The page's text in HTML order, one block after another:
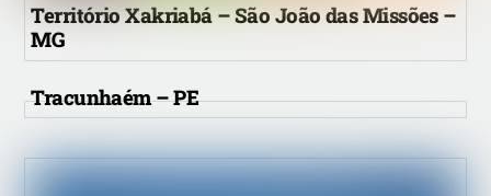
Território Xakriabá – São João das Missões –
MG
Tracunhaém – PE